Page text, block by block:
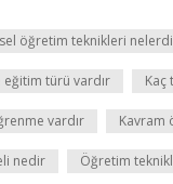
öğretim teknikleri
eğitim türü vardır Kaç
vardır Kavram
nedir Öğretim